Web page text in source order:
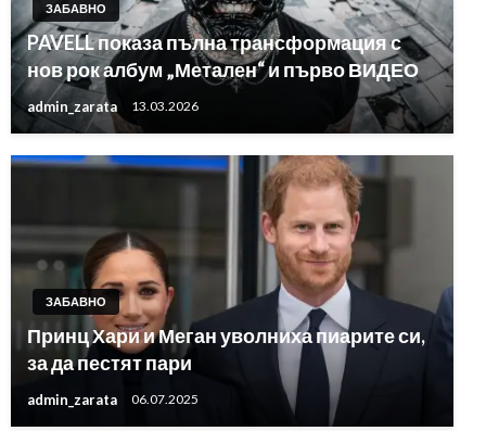
ЗАБАВНО
PAVELL показа пълна трансформация с
нов рок албум „Метален“ и първо ВИДЕО
admin_zarata 13.03.2026
ЗАБАВНО
Принц Хари и Меган уволниха пиарите си,
за да пестят пари
admin_zarata 06.07.2025